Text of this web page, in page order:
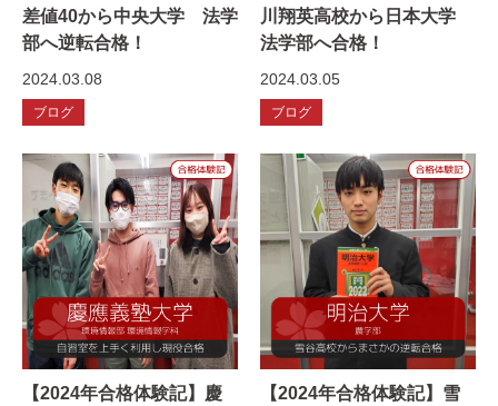
差値40から中央大学 法学
部へ逆転合格！
2024.03.08
ブログ
川翔英高校から日本大学
法学部へ合格！
2024.03.05
ブログ
【2024年合格体験記】慶
【2024年合格体験記】雪